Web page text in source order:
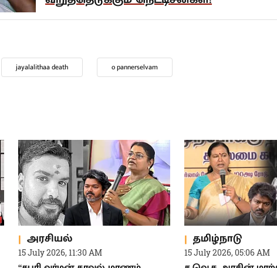
Also Read
#எதுவும்தெரியாது.. ஓ.பி.எஸ்-யை
வறுத்தெடுக்கும் நெட்டிசன்கள்!